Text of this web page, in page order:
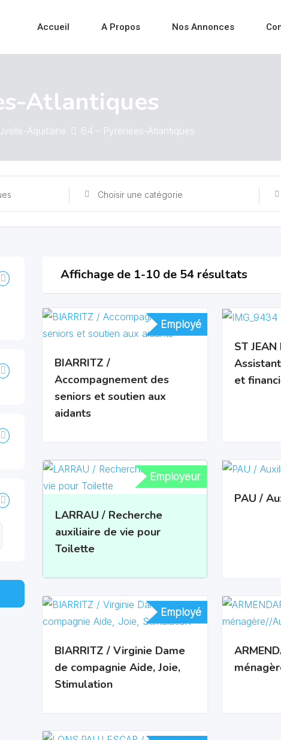
Accueil A Propos Nos Annonces
Atlantiques
Aquitaine 64 - Pyrénées-Atlantiques
Choisir une catégorie
Affichage de 1-10 de 54 résultats
Employé
Employé
BIARRITZ /
Accompagnement des
seniors et soutien aux
aidants
ST
et
Employeur
Employeur
LARRAU / Recherche
auxiliaire de vie pour
Toilette
PAU /
Employé
Employé
BIARRITZ / Virginie Dame
de compagnie Aide, Joie,
Stimulation